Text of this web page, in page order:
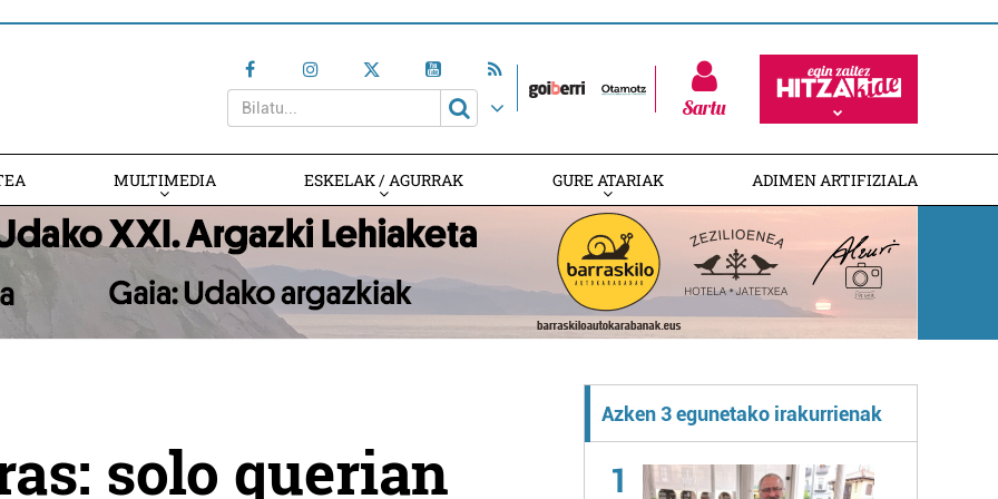
Sartu
MULTIMEDIA ESKELAK / AGURRAK GURE ATARIAK ADIMEN ARTIFIZIALA
solo querian
Azken 3 egunetako irakurrienak
1